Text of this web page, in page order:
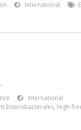
International
International
Enterobacterales, High-